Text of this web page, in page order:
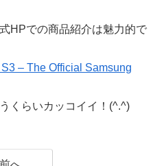
HPでの商品紹介は魅力的で
– The Official Samsung
くらいカッコイイ！(^.^)